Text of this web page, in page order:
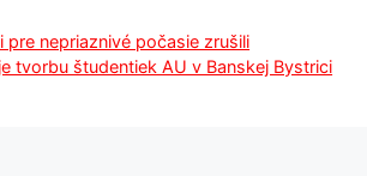
nepriaznivé počasie zrušili
tvorbu študentiek AU v Banskej Bystrici